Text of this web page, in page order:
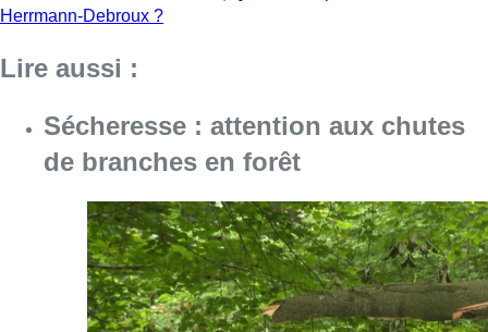
05 août 2026Consulter l'article "Sécheresse : attention